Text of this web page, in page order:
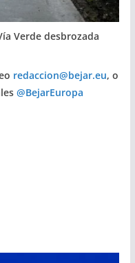
Verde desbrozada
redaccion@bejar.eu, o
@BejarEuropa